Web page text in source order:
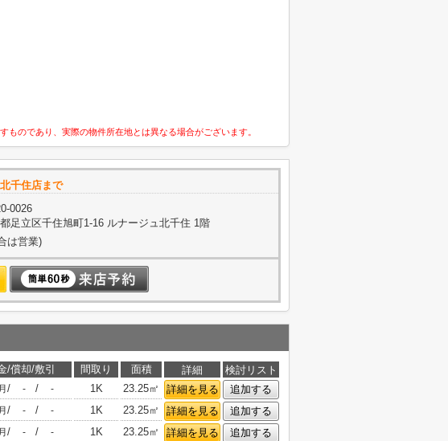
のであり、実際の物件所在地とは異なる場合がございます。
千住店まで
0026
足立区千住旭町1-16 ルナージュ北千住 1階
は営業)
/償却/敷引 間取り 面積 詳細
検討リスト
/ - / - 1K 23.25㎡ 詳細を見る
追加する
/ - / - 1K 23.25㎡ 詳細を見る
追加する
/ - / - 1K 23.25㎡ 詳細を見る
追加する